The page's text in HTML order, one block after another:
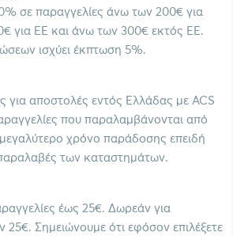
σε παραγγελίες άνω των 200€ για
για ΕΕ και άνω των 300€ εκτός ΕΕ.
ισχύει έκπτωση 5%.
για αποστολές εντός Ελλάδας με ACS
που παραλαμβάνονται από
χρόνο παράδοσης επειδή
των καταστημάτων.
έως 25€. Δωρεάν για
25€. Σημειώνουμε ότι εφόσον επιλέξετε